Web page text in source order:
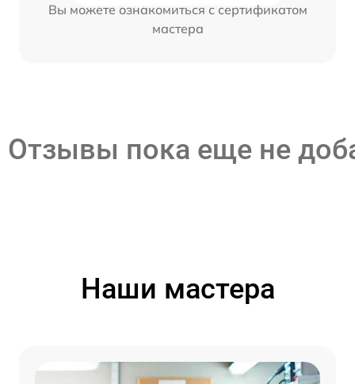
Вы можете ознакомиться с сертификатом
мастера
Отзывы пока еще не
Наши мастера